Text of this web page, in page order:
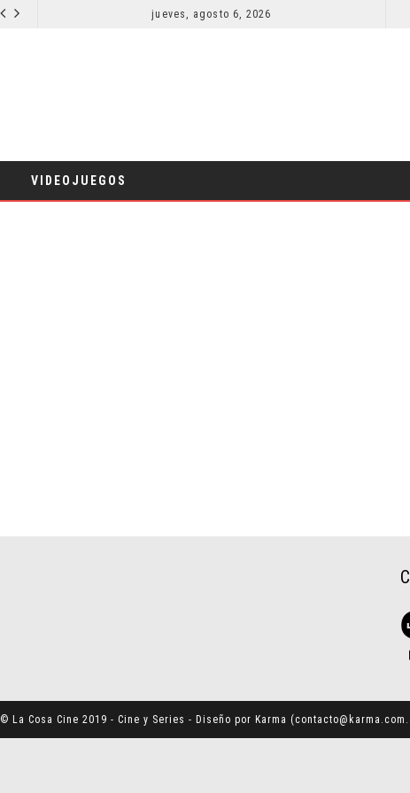
CINE
jueves, agosto 6, 2026
VIDEOJUEGOS
© La Cosa Cine 2019 - Cine y Series - Diseño por Karma (